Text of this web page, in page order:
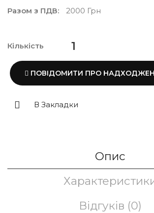
Разом з ПДВ:
2000 Грн
Кількість
ПОВІДОМИТИ ПРО
В Закладки
Опис
Відгуків (0)